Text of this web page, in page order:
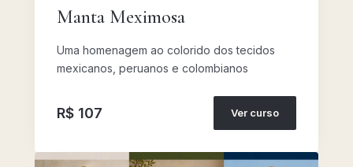
Manta Meximosa
Uma homenagem ao colorido dos tecidos
mexicanos, peruanos e colombianos
R$ 107 Ver curso